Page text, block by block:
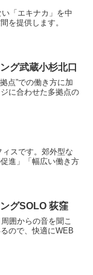
「エキナカ」を中
を提供します。
グ武蔵小杉北口
点”での働き方に加
に合わせた多拠点の
スです。郊外型な
進」「幅広い働き方
グSOLO 荻窪
囲からの音を聞こ
ので、快適にWEB